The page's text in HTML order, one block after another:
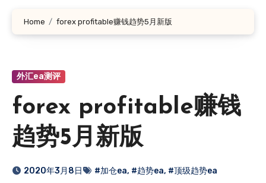
Home forex profitable赚钱趋势5月新版
外汇ea测评
forex profitable赚钱
趋势5月新版
2020年3月8日 #加仓ea, #趋势ea, #顶级趋势ea